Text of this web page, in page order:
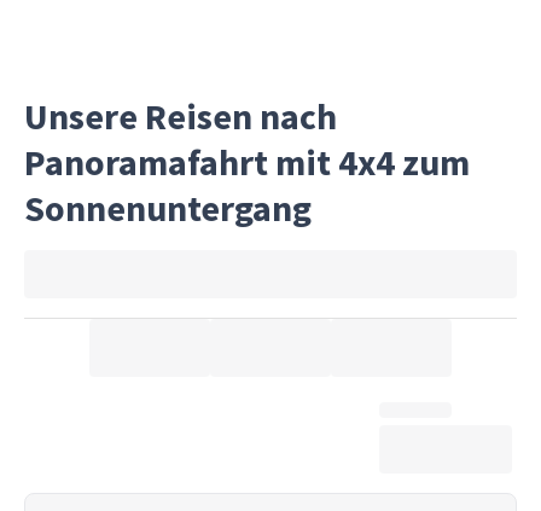
Unsere Reisen nach
Panoramafahrt mit 4x4 zum
Sonnenuntergang